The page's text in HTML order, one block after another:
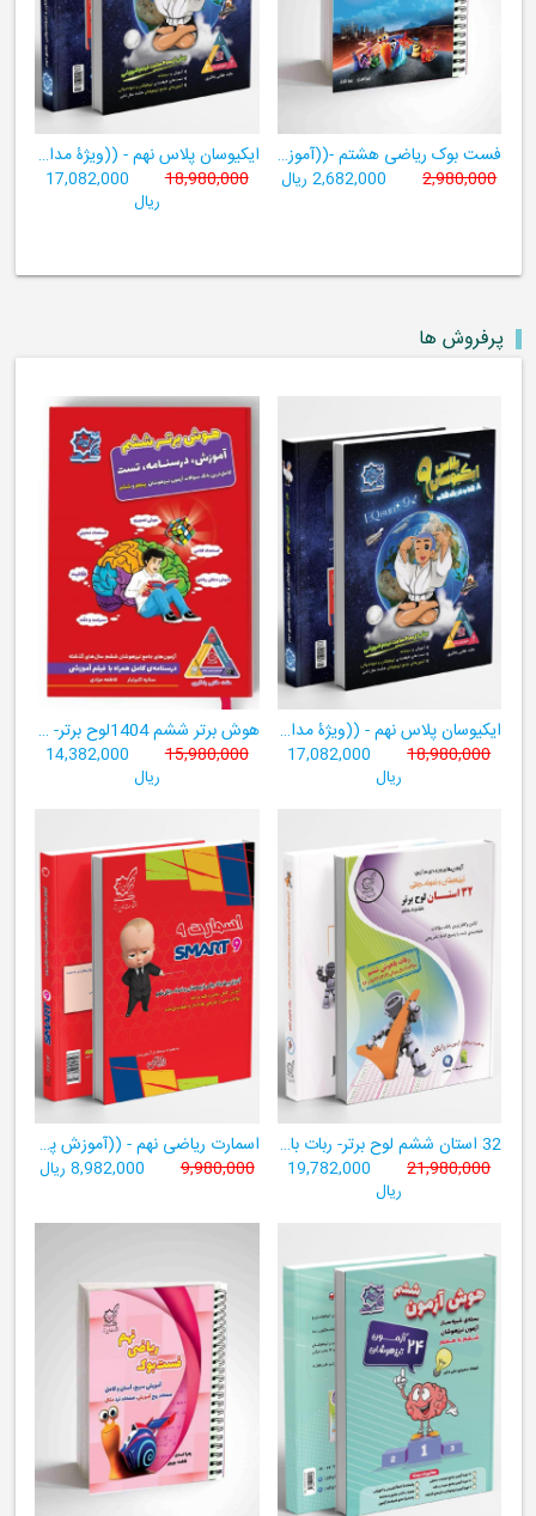
فست بوک ریاضی هشتم -((آموزش سریع، آسان و کامل ریاضی پایۀ هشتم))
2,980,000 2,682,000 ریال
ایکیوسان پلاس نهم - ((ویژۀ مدارس نمونه دولتی، تیزهوشان و سمپاد+ فیلم‌های آموزشی+سامانۀ آزمون‌ساز رایگان))
18,980,000
17,082,000
ریال
پرفروش ها
ایکیوسان پلاس نهم - ((ویژۀ مدارس نمونه دولتی، تیزهوشان و سمپاد+ فیلم‌های آموزشی+سامانۀ آزمون‌ساز رایگان))
18,980,000
17,082,000
ریال
هوش برتر ششم 1404لوح برتر- ((ویژۀ آزمون تیزهوشان پایۀ ششم+ فیلم آموزشی + سامانۀ آزمون‌ساز رایگان))
15,980,000
14,382,000
ریال
32 استان ششم لوح برتر- ربات باهوش ششم ((به همراه سامانۀ آزمون‌ساز رایگان))
21,980,000
19,782,000
ریال
اسمارت ریاضی نهم - ((آموزش پیشرفتۀ ریاضی تیزهوشان و نمونه‌دولتی نهم+ سامانۀ آزمون‌ساز آنلاین))
9,980,000 8,982,000 ریال